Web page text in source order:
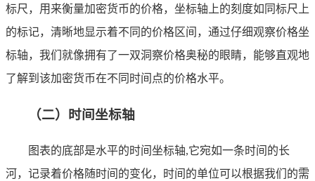
标尺，用来衡量加密货币的价格，坐标轴上的刻度如同标尺上
的标记，清晰地显示着不同的价格区间，通过仔细观察价格坐
标轴，我们就像拥有了一双洞察价格奥秘的眼睛，能够直观地
了解到该加密货币在不同时间点的价格水平。
（二）时间坐标轴
图表的底部是水平的时间坐标轴,它宛如一条时间的长
河，记录着价格随时间的变化，时间的单位可以根据我们的需